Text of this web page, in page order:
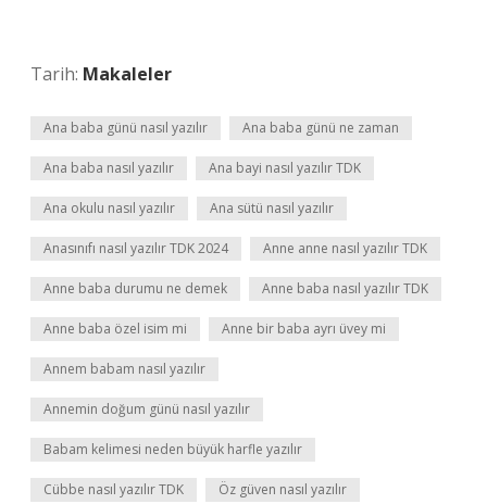
Tarih: Makaleler
Ana baba günü nasıl yazılır Ana baba günü ne zaman
Ana baba nasıl yazılır Ana bayi nasıl yazılır TDK
Ana okulu nasıl yazılır Ana sütü nasıl yazılır
Anasınıfı nasıl yazılır TDK 2024 Anne anne nasıl yazılır TDK
Anne baba durumu ne demek Anne baba nasıl yazılır TDK
Anne baba özel isim mi Anne bir baba ayrı üvey mi
Annem babam nasıl yazılır
Annemin doğum günü nasıl yazılır
Babam kelimesi neden büyük harfle yazılır
Cübbe nasıl yazılır TDK Öz güven nasıl yazılır